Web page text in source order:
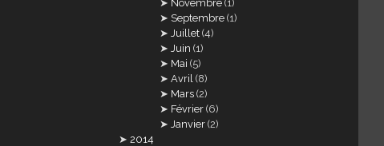
Novembre (1)
Septembre (1)
Juillet (4)
Juin (1)
Mai (5)
Avril (8)
Mars (2)
Février (6)
Janvier (2)
2014